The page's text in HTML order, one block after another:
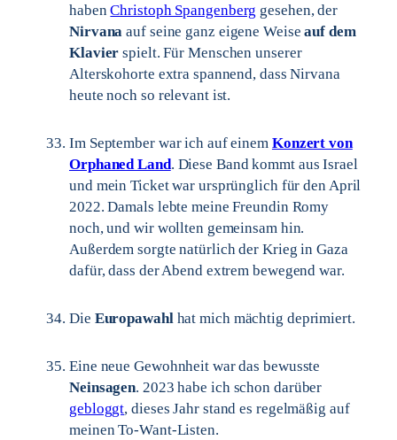
habenChristoph Spangenberg gesehen, der
Nirvana auf seine ganz eigene Weiseauf dem
Klavier spielt. Für Menschen unserer
Alterskohorte extra spannend, dass Nirvana
heute noch so relevant ist.
Im September war ich auf einem Konzert von
Orphaned Land. Diese Band kommt aus Israel
und mein Ticket war ursprünglich für den April
2022. Damals lebte meine Freundin Romy
noch, und wir wollten gemeinsam hin.
Außerdem sorgte natürlich der Krieg in Gaza
dafür, dass der Abend extrem bewegend war.
Die Europawahlhat mich mächtig deprimiert.
Eine neue Gewohnheit war das bewusste
Neinsagen. 2023 habe ich schon darüber
gebloggt, dieses Jahr stand es regelmäßig auf
meinen To-Want-Listen.